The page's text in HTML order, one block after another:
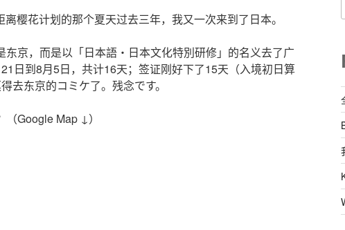
樱花计划的那个夏天过去三年，我又一次来到了日本。
东京，而是以「日本語・日本文化特別研修」的名义去了广
日到8月5日，共计16天；签证刚好下了15天（入境初日算
去东京的コミケ了。残念です。
Google Map ↓）